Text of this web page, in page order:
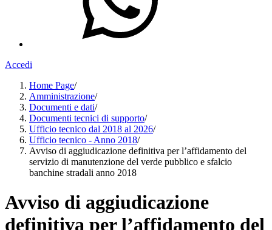
Accedi
Home Page/
Amministrazione/
Documenti e dati/
Documenti tecnici di supporto/
Ufficio tecnico dal 2018 al 2026/
Ufficio tecnico - Anno 2018/
Avviso di aggiudicazione definitiva per l’affidamento del
servizio di manutenzione del verde pubblico e sfalcio
banchine stradali anno 2018
Avviso di aggiudicazione
definitiva per l’affidamento del